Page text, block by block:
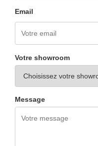
Email
Votre showroom
Message